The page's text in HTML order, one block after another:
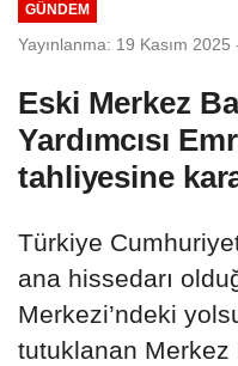
GÜNDEM
Yayınlanma: 19 Kasım 2025
Eski Merkez
Yardımcısı
tahliyesine
Türkiye
ana hissedarı
Merkezi’ndeki
tutuklanan Merkez